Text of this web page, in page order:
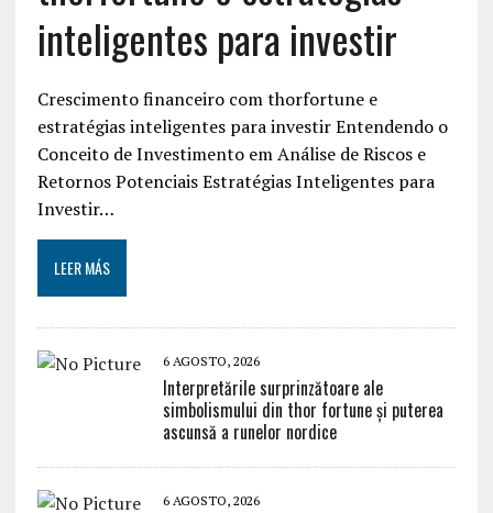
inteligentes para investir
Crescimento financeiro com thorfortune e
estratégias inteligentes para investir Entendendo o
Conceito de Investimento em Análise de Riscos e
Retornos Potenciais Estratégias Inteligentes para
Investir…
LEER MÁS
6 AGOSTO, 2026
Interpretările surprinzătoare ale
simbolismului din thor fortune și puterea
ascunsă a runelor nordice
6 AGOSTO, 2026